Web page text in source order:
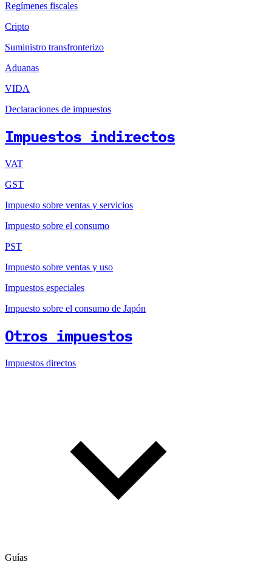
Regímenes fiscales
Cripto
Suministro transfronterizo
Aduanas
VIDA
Declaraciones de impuestos
Impuestos indirectos
VAT
GST
Impuesto sobre ventas y servicios
Impuesto sobre el consumo
PST
Impuesto sobre ventas y uso
Impuestos especiales
Impuesto sobre el consumo de Japón
Otros impuestos
Impuestos directos
Guías